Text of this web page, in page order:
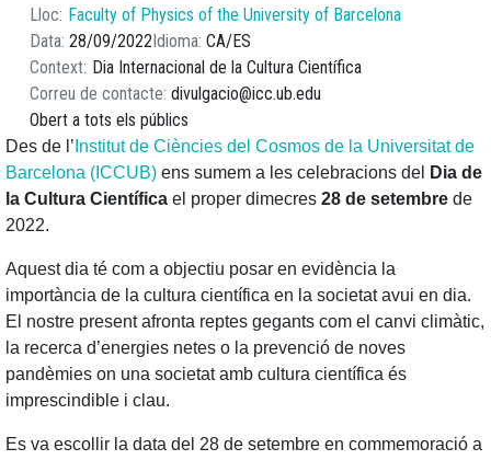
Lloc Faculty of Physics of the University of Barcelona
Data 28/09/2022Idioma CA ES
Context Dia Internacional de la Cultura Científica
Correu de contacte divulgacio@icc.ub.edu
Obert a tots els públics
Des de l’ Institut de Ciències del Cosmos de la Universitat de
Barcelona (ICCUB) ens sumem a les celebracions del
Dia de
la Cultura Científica el proper dimecres 28 de setembre de
2022.
Aquest dia té com a objectiu posar en evidència la
importància de la cultura científica en la societat avui en dia.
El nostre present afronta reptes gegants com el canvi climàtic,
la recerca d’energies netes o la prevenció de noves
pandèmies on una societat amb cultura científica és
imprescindible i clau.
Es va escollir la data del 28 de setembre en commemoració a